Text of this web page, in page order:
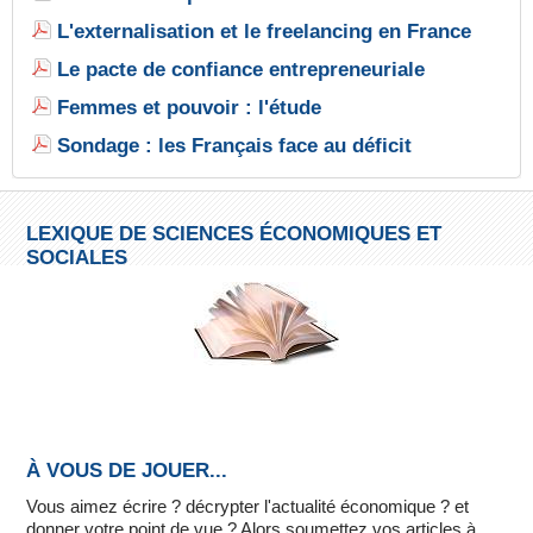
L'externalisation et le freelancing en France
Le pacte de confiance entrepreneuriale
Femmes et pouvoir : l'étude
Sondage : les Français face au déficit
LEXIQUE DE SCIENCES ÉCONOMIQUES ET
SOCIALES
À VOUS DE JOUER...
Vous aimez écrire ? décrypter l'actualité économique ? et
donner votre point de vue ? Alors soumettez vos articles à